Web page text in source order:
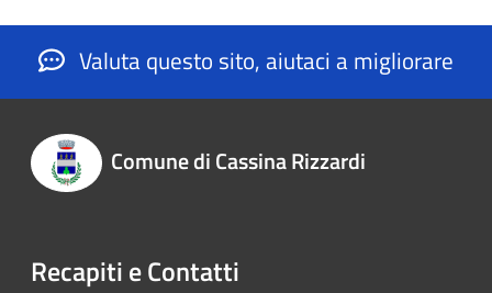
Valuta questo sito, aiutaci a migliorare
Comune di Cassina Rizzardi
Recapiti e Contatti